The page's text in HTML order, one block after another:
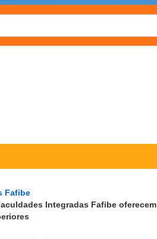
Fafibe
Integradas Fafibe oferecem